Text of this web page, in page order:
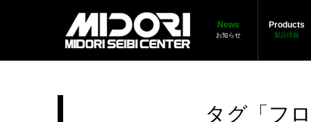
News
お知らせ
Products
製品情報
タグ「フ